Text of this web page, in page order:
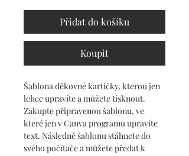
Přidat do košíku
Koupit
Šablona děkovné kartičky, kterou jen
lehce upravíte a můžete tisknout.
Zakupte připravenou šablonu, ve
které jen v Canva programu upravíte
text. Následně šablonu stáhnete do
svého počítače a můžete předat k